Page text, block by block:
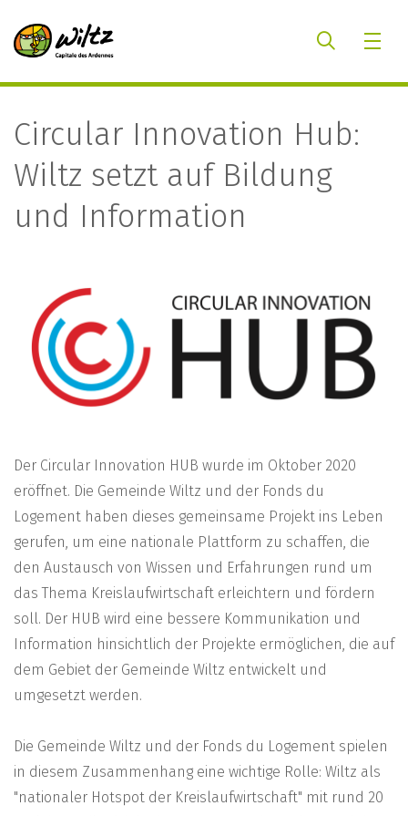
Circular Innovation Hub:
Wiltz setzt auf Bildung
und Information
Der Circular Innovation HUB wurde im Oktober 2020
eröffnet. Die Gemeinde Wiltz und der Fonds du
Logement haben dieses gemeinsame Projekt ins Leben
gerufen, um eine nationale Plattform zu schaffen, die
den Austausch von Wissen und Erfahrungen rund um
das Thema Kreislaufwirtschaft erleichtern und fördern
soll. Der HUB wird eine bessere Kommunikation und
Information hinsichtlich der Projekte ermöglichen, die auf
dem Gebiet der Gemeinde Wiltz entwickelt und
umgesetzt werden.
Die Gemeinde Wiltz und der Fonds du Logement spielen
in diesem Zusammenhang eine wichtige Rolle: Wiltz als
"nationaler Hotspot der Kreislaufwirtschaft" mit rund 20